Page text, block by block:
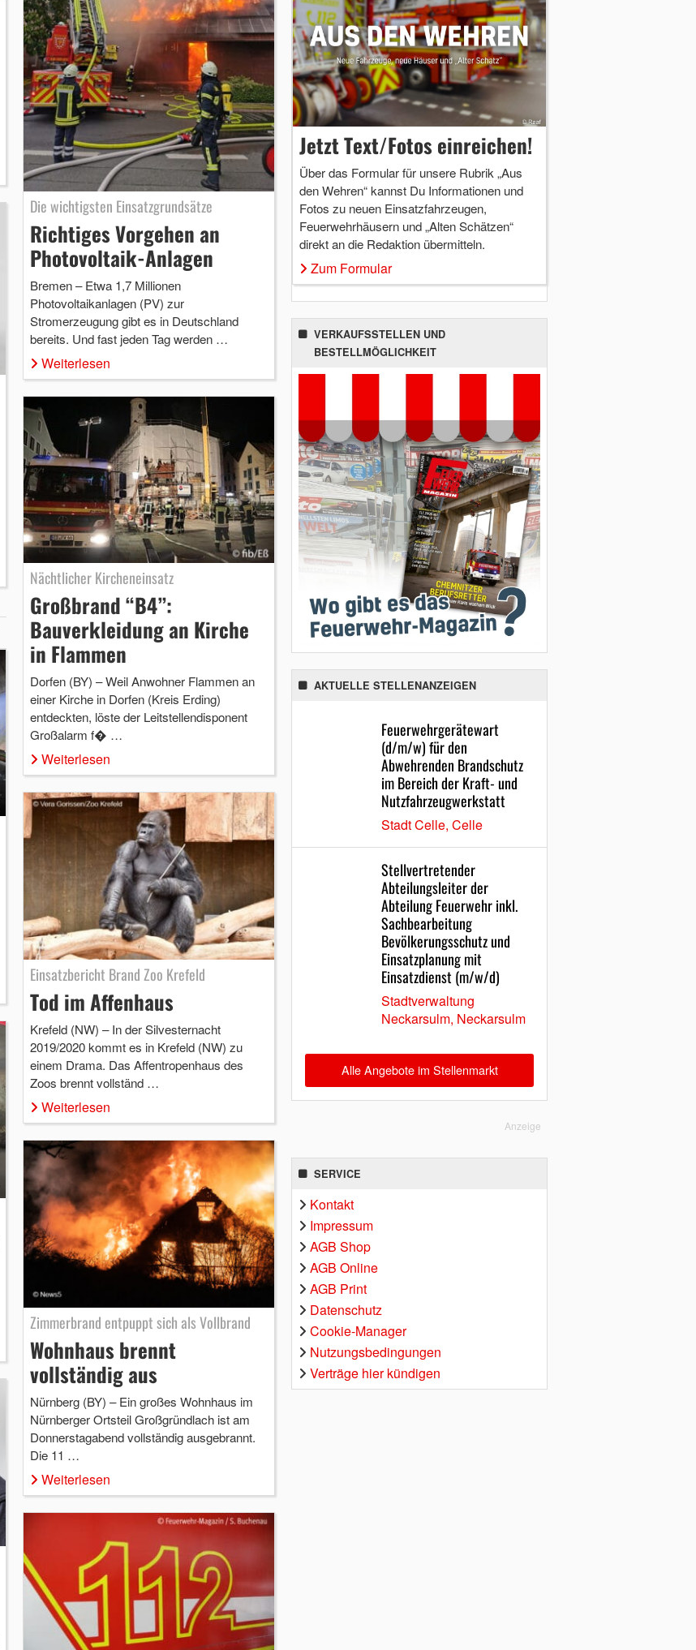
Die wichtigsten Einsatzgrundsätze
Richtiges Vorgehen an
Photovoltaik-Anlagen
Bremen – Etwa 1,7 Millionen
Photovoltaikanlagen (PV) zur
Stromerzeugung gibt es in Deutschland
bereits. Und fast jeden Tag werden …
Weiterlesen
Nächtlicher Kircheneinsatz
Großbrand “B4”:
Bauverkleidung an Kirche
in Flammen
Dorfen (BY) – Weil Anwohner Flammen an
einer Kirche in Dorfen (Kreis Erding)
entdeckten, löste der Leitstellendisponent
Großalarm f� …
Weiterlesen
Einsatzbericht Brand Zoo Krefeld
Tod im Affenhaus
Krefeld (NW) – In der Silvesternacht
2019/2020 kommt es in Krefeld (NW) zu
einem Drama. Das Affentropenhaus des
Zoos brennt vollständ …
Weiterlesen
Zimmerbrand entpuppt sich als Vollbrand
Wohnhaus brennt
vollständig aus
Nürnberg (BY) – Ein großes Wohnhaus im
Nürnberger Ortsteil Großgründlach ist am
Donnerstagabend vollständig ausgebrannt.
Die 11 …
Weiterlesen
Jetzt Text/Fotos einreichen!
Über das Formular für unsere Rubrik „Aus
den Wehren“ kannst Du Informationen und
Fotos zu neuen Einsatzfahrzeugen,
Feuerwehrhäusern und „Alten Schätzen“
direkt an die Redaktion übermitteln.
Zum Formular
VERKAUFSSTELLEN UND
BESTELLMÖGLICHKEIT
AKTUELLE STELLENANZEIGEN
Feuerwehrgerätewart
(d/m/w) für den
Abwehrenden Brandschutz
im Bereich der Kraft- und
Nutzfahrzeugwerkstatt
Stadt Celle, Celle
Stellvertretender
Abteilungsleiter der
Abteilung Feuerwehr inkl.
Sachbearbeitung
Bevölkerungsschutz und
Einsatzplanung mit
Einsatzdienst (m/w/d)
Stadtverwaltung
Neckarsulm, Neckarsulm
Alle Angebote im Stellenmarkt
Anzeige
SERVICE
Kontakt
Impressum
AGB Shop
AGB Online
AGB Print
Datenschutz
Cookie-Manager
Nutzungsbedingungen
Verträge hier kündigen